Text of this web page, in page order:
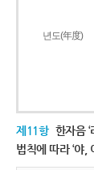
년도(年度)
제11항 한자음
법칙에 따라 ‘야,